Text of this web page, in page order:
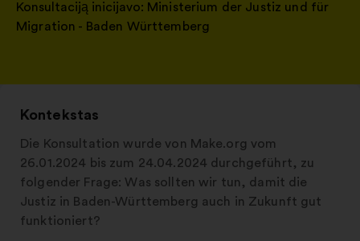
Konsultaciją inicijavo: Ministerium der Justiz und für
Migration - Baden Württemberg
Kontekstas
Die Konsultation wurde von Make.org vom
26.01.2024 bis zum 24.04.2024 durchgeführt, zu
folgender Frage: Was sollten wir tun, damit die
Justiz in Baden-Württemberg auch in Zukunft gut
funktioniert?